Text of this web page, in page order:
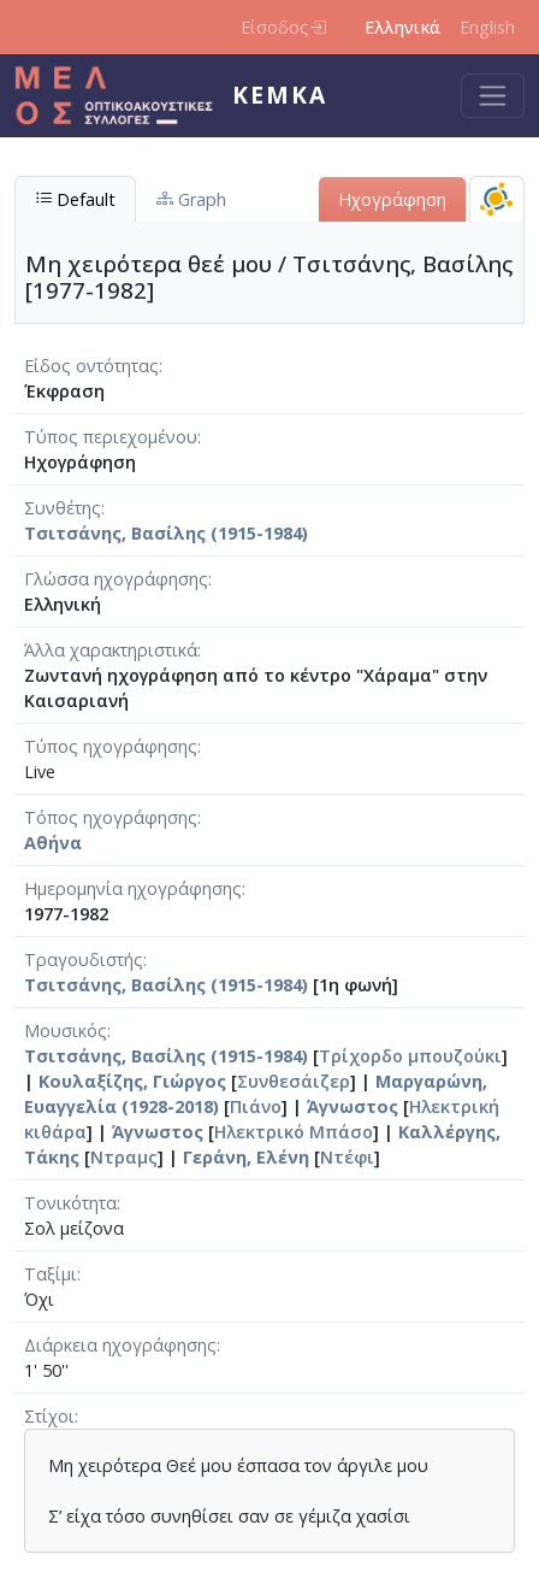
Είσοδος Ελληνικά English
ΚΕΜΚΑ
Default Graph Ηχογράφηση
Μη χειρότερα θεέ μου / Τσιτσάνης, Βασίλης
[1977-1982]
Είδος οντότητας
Έκφραση
Τύπος περιεχομένου
Ηχογράφηση
Συνθέτης
Τσιτσάνης, Βασίλης (1915-1984)
Γλώσσα ηχογράφησης
Ελληνική
Άλλα χαρακτηριστικά
Ζωντανή ηχογράφηση από το κέντρο "Χάραμα" στην
Καισαριανή
Τύπος ηχογράφησης
Live
Τόπος ηχογράφησης
Αθήνα
Ημερομηνία ηχογράφησης
1977-1982
Τραγουδιστής
Τσιτσάνης, Βασίλης (1915-1984) [1η φωνή]
Μουσικός
Τσιτσάνης, Βασίλης (1915-1984) [Τρίχορδο μπουζούκι]
| Κουλαξίζης, Γιώργος [Συνθεσάιζερ] | Μαργαρώνη,
Ευαγγελία (1928-2018) [Πιάνο] | Άγνωστος [Ηλεκτρική
κιθάρα] | Άγνωστος [Ηλεκτρικό Μπάσο] | Καλλέργης,
Τάκης [Ντραμς] | Γεράνη, Ελένη [Ντέφι]
Τονικότητα
Σολ μείζονα
Ταξίμι
Όχι
Διάρκεια ηχογράφησης
1' 50''
Στίχοι
Μη χειρότερα Θεέ μου έσπασα τον άργιλε μου
Σ’ είχα τόσο συνηθίσει σαν σε γέμιζα χασίσι